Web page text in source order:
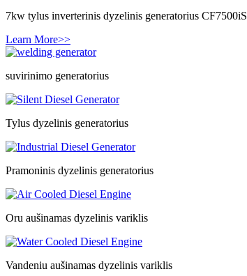
7kw tylus inverterinis dyzelinis generatorius CF7500iS
Learn More>>
suvirinimo generatorius
Tylus dyzelinis generatorius
Pramoninis dyzelinis generatorius
Oru aušinamas dyzelinis variklis
Vandeniu aušinamas dyzelinis variklis